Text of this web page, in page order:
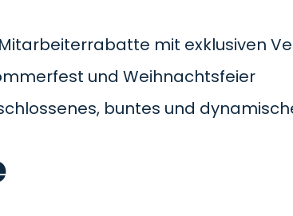
Mitarbeiterrabatte mit exklusiven
und Weihnachtsfeier
buntes und